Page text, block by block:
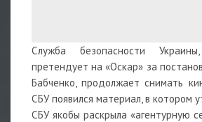
Служба безопасности
претендует на «Оскар» за
Бабченко, продолжает снимать
СБУ появился материал, в котором
СБУ якобы раскрыла «агентурную